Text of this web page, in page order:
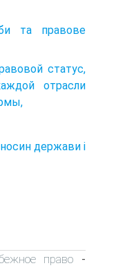
та правове
статус,
отрасли
держави і
право -